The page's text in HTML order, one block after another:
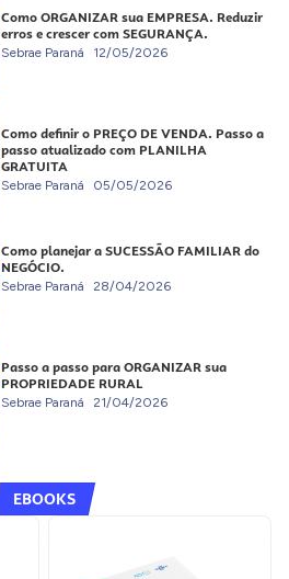
Como ORGANIZAR sua EMPRESA. Reduzir
erros e crescer com SEGURANÇA.
Sebrae Paraná 12/05/2026
Como definir o PREÇO DE VENDA. Passo a
passo atualizado com PLANILHA
GRATUITA
Sebrae Paraná 05/05/2026
Como planejar a SUCESSÃO FAMILIAR do
NEGÓCIO.
Sebrae Paraná 28/04/2026
Passo a passo para ORGANIZAR sua
PROPRIEDADE RURAL
Sebrae Paraná 21/04/2026
EBOOKS